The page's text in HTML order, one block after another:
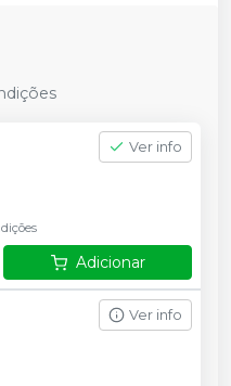
Ver info
Adicionar
Ver info